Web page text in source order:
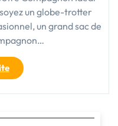
un globe-trotter
un grand sac de
"Explorez
le
Monde
Toute